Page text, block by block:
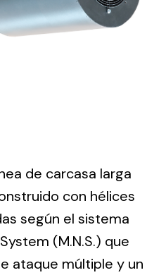
need
y equipos de
de carcasa larga
con hélices
según el sistema
(M.N.S.) que
ataque múltiple y un